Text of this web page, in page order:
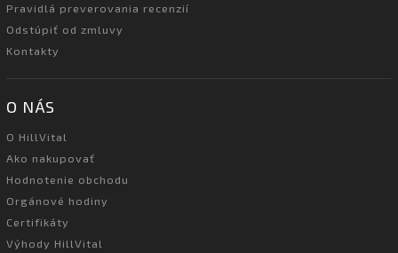
Pravidlá preverovania recenzií
Odstúpiť od zmluvy
Kontakty
O NÁS
O HillVital
Ako nakupovať
Hodnotenie obchodu
Orgánové hodiny
Certifikáty
Výhody HillVital